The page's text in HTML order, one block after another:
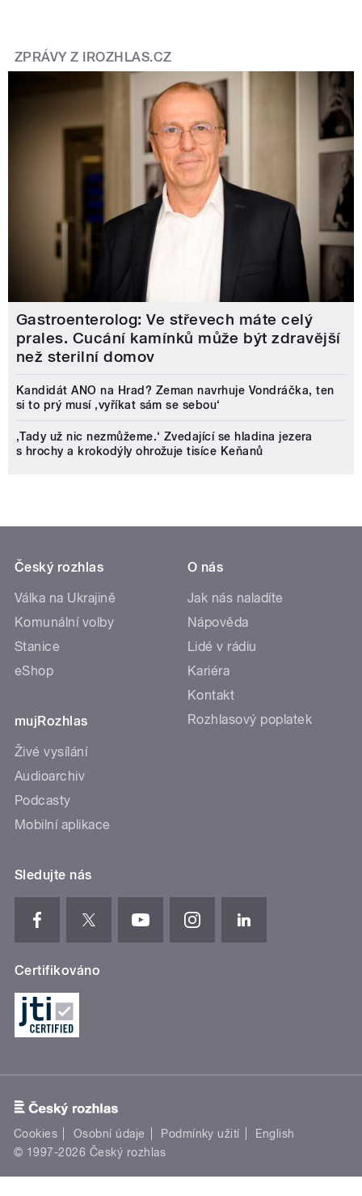
ZPRÁVY Z IROZHLAS.CZ
Gastroenterolog: Ve střevech máte celý
prales. Cucání kamínků může být zdravější
než sterilní domov
Kandidát ANO na Hrad? Zeman navrhuje Vondráčka, ten
si to prý musí ‚vyříkat sám se sebou‘
‚Tady už nic nezmůžeme.‘ Zvedající se hladina jezera
s hrochy a krokodýly ohrožuje tisíce Keňanů
Český rozhlas
Válka na Ukrajině
Komunální volby
Stanice
eShop
mujRozhlas
Živé vysílání
Audioarchiv
Podcasty
Mobilní aplikace
O nás
Jak nás naladíte
Nápověda
Lidé v rádiu
Kariéra
Kontakt
Rozhlasový poplatek
Sledujte nás
Certifikováno
Cookies Osobní údaje Podmínky užití
English
© 1997-2026 Český rozhlas